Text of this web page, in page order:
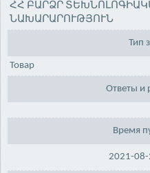
ՀՀ ԲԱՐՁՐ
ՆԱԽԱՐԱՐՈՒԹՅՈՒՆ
Тип
Товар
Ответы и
Время
2021-